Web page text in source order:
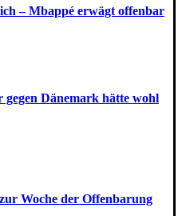
– Mbappé erwägt offenbar
gegen Dänemark hätte wohl
Woche der Offenbarung